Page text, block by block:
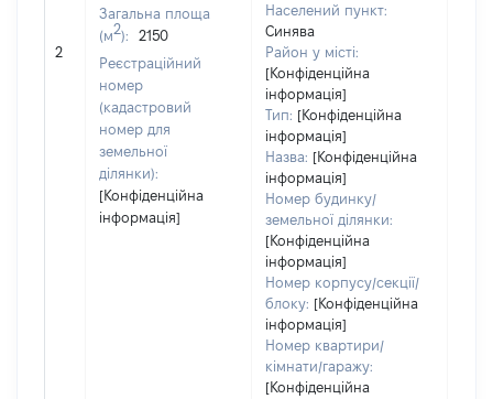
2
Загальна площа
(м2):
2150
Реєстраційний
номер
(кадастровий
номер для
земельної
ділянки):
[Конфіденційна
інформація]
Населений пункт:
Синява
Район у місті:
[Конфіденційна
інформація]
Тип: [Конфіденційна
інформація]
Назва: [Конфіденційна
інформація]
Номер будинку/
земельної ділянки:
[Конфіденційна
інформація]
Номер корпусу/секції/
блоку: [Конфіденційна
інформація]
Номер квартири/
кімнати/гаражу:
[Конфіденційна